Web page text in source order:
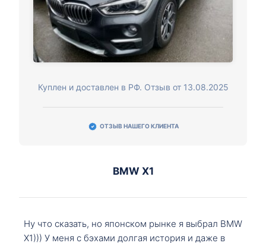
Куплен и доставлен в РФ. Отзыв от 13.08.2025
ОТЗЫВ НАШЕГО КЛИЕНТА
BMW X1
Ну что сказать, но японском рынке я выбрал BMW
X1))) У меня с бэхами долгая история и даже в